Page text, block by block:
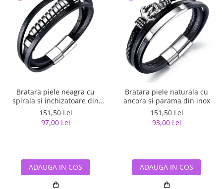
Bratara piele neagra cu
spirala si inchizatoare din
inox
151,50 Lei
97,00 Lei
ADAUGA IN COS
Bratara piele naturala cu
ancora si parama din inox
151,50 Lei
93,00 Lei
ADAUGA IN COS